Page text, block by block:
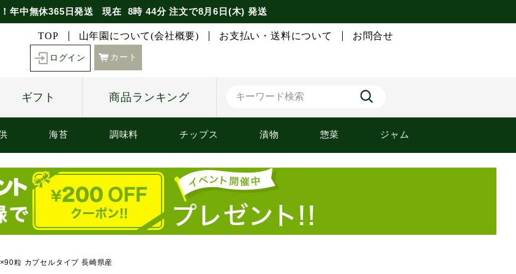
年中無休365日発送 現在 8時 44分注文で8月6日(木) 発送
TOP 山年園について(会社概要) お支払い・送料について お問合せ
ログイン カート
ギフト 商品ランキング
海苔 調味料 チップス 漬物 惣菜 ジャム
粒 カプセルタイプ 長崎県産